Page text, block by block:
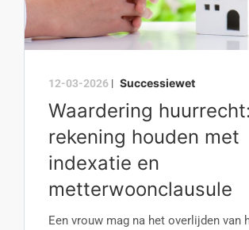
12-03-2026 | Successiewet
Waardering huurrecht:
rekening houden met
indexatie en
metterwoonclausule
Een vrouw mag na het overlijden van